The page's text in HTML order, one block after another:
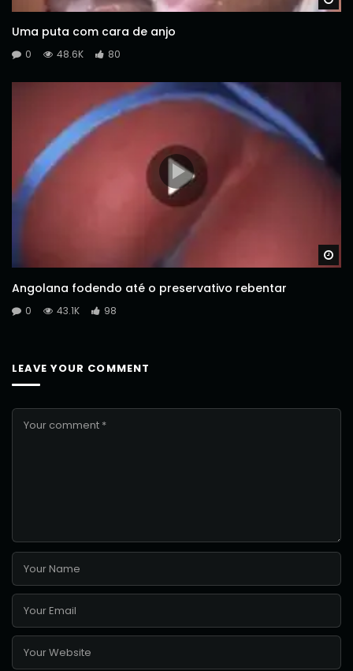
Uma puta com cara de anjo
0 48.6K 80
Angolana fodendo até o preservativo rebentar
0 43.1K 98
LEAVE YOUR COMMENT